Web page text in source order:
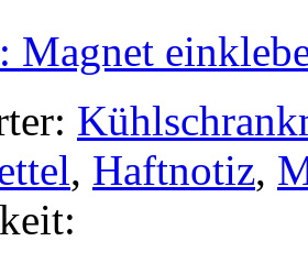
Magnet
, Haftnotiz,